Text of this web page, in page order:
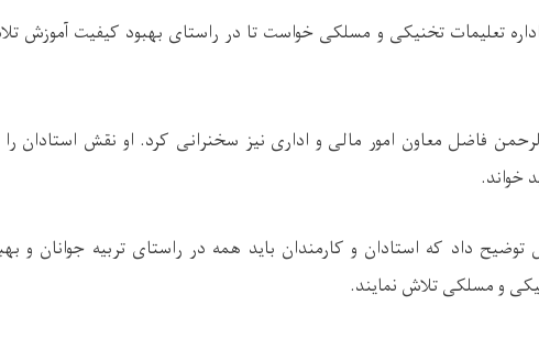
تعلیمات تخنیکی و مسلکی خواست تا در راستای بهبود کیفیت آموزش
فاضل معاون امور مالی و اداری نیز سخنرانی کرد. او نقش استادان را
خواند.
داد که استادان و کارمندان باید همه در راستای تربیه جوانان و
و مسلکی تلاش نمایند.